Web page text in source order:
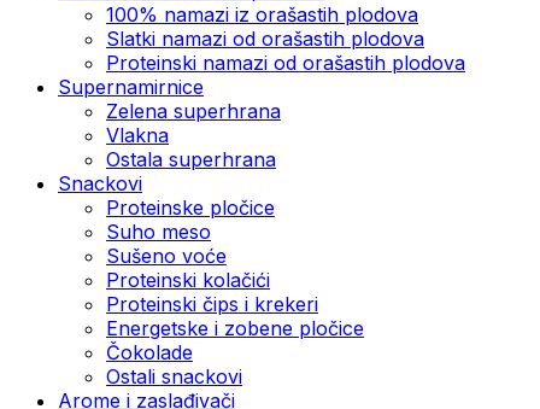
100% namazi iz orašastih plodova
Slatki namazi od orašastih plodova
Proteinski namazi od orašastih plodova
Supernamirnice
Zelena superhrana
Vlakna
Ostala superhrana
Snackovi
Proteinske pločice
Suho meso
Sušeno voće
Proteinski kolačići
Proteinski čips i krekeri
Energetske i zobene pločice
Čokolade
Ostali snackovi
Arome i zaslađivači